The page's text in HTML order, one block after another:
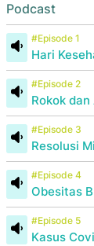
Podcast
#Episode 1
Hari
#Episode 2
Rokok
#Episode 3
Resolusi
#Episode 4
Obesitas
#Episode 5
Kasus